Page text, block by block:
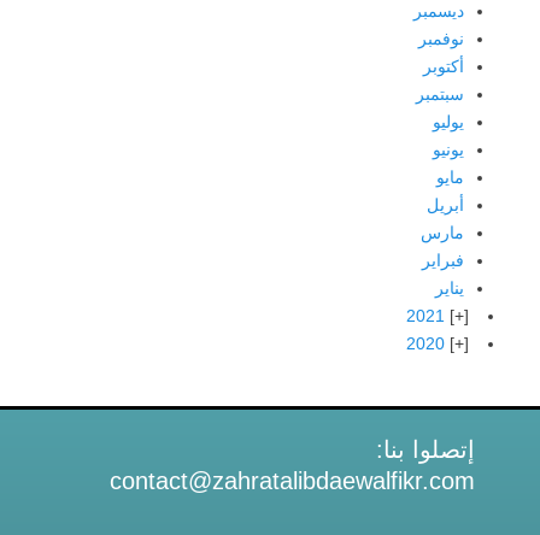
ديسمبر
نوفمبر
أكتوبر
سبتمبر
يوليو
يونيو
مايو
أبريل
مارس
فبراير
يناير
2021
2020
إتصلوا بنا:
contact@zahratalibdaewalfikr.com